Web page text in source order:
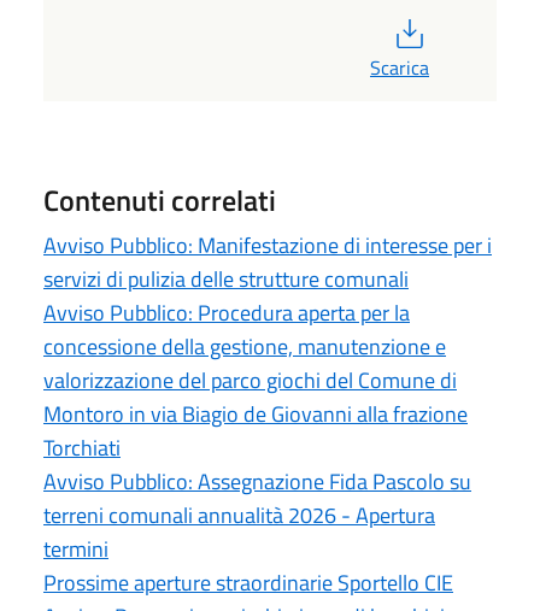
Scarica
Contenuti correlati
Avviso Pubblico: Manifestazione di interesse per i
servizi di pulizia delle strutture comunali
Avviso Pubblico: Procedura aperta per la
concessione della gestione, manutenzione e
valorizzazione del parco giochi del Comune di
Montoro in via Biagio de Giovanni alla frazione
Torchiati
Avviso Pubblico: Assegnazione Fida Pascolo su
terreni comunali annualità 2026 - Apertura
termini
Prossime aperture straordinarie Sportello CIE